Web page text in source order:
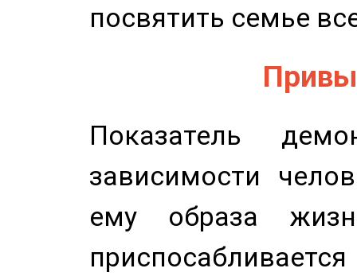
посвятить семье
Показатель
зависимости
ему образа